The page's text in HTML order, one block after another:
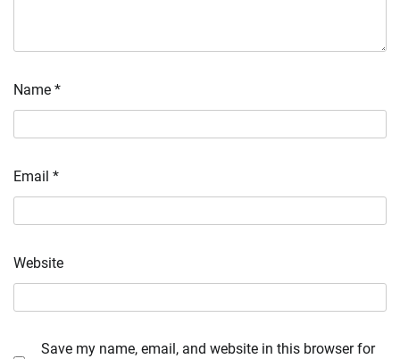
Name *
Email *
Website
Save my name, email, and website in this browser for